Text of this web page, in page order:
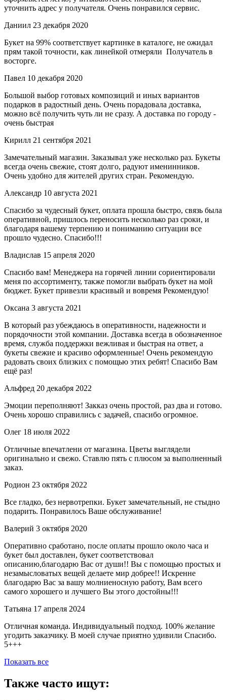
уточнить адрес у получателя. Очень понравился сервис.
Даниил 23 декабря 2020
Букет на 99% соответствует картинке в каталоге, не ожидал
прям такой точности, как линейкой отмеряли Получатель в
восторге.
Павел 10 декабря 2020
Большой выбор готовых композиций и иных вариантов
подарков в радостный день. Очень порадовала доставка,
можно всё получить чуть ли не сразу. А доставка по городу -
очень быстрая
Кирилл 21 сентября 2021
Замечательный магазин. Заказывал уже несколько раз. Букеты
всегда очень свежие, стоят долго, радуют именинников.
Очень удобно для жителей других стран. Рекомендую.
Александр 10 августа 2021
Спасибо за чудесный букет, оплата прошла быстро, связь была
оперативной, пришлось переносить несколько раз сроки, и
благодаря вашему терпению и пониманию ситуации все
прошло чудесно. Спасибо!!!
Владислав 15 апреля 2020
Спасибо вам! Менеджера на горячей линии сориентировали
меня по ассортименту, также помогли выбрать букет на мой
бюджет. Букет привезли красивый и вовремя Рекомендую!
Оксана 3 августа 2021
В который раз убеждаюсь в оперативности, надежности и
порядочности этой компании. Доставка всегда в обозначенное
время, служба поддержки вежливая и быстрая на ответ, а
букеты свежие и красиво оформленные! Очень рекомендую
радовать своих близких с помощью этих ребят! Спасибо Вам
ещё раз!
Альфред 20 декабря 2022
Эмоции переполняют! Закказ очень простой, раз два и готово.
Очень хорошо справились с задачей, спасибо огромное.
Олег 18 июля 2022
Отличные впечатлени от магазина. Цветы выглядели
оригинально и свежо. Ставлю пять с плюсом за выполненный
заказ.
Родион 23 октября 2022
Все гладко, без нервотрепки. Букет замечательный, не стыдно
подарить. Понравилось Ваше обслуживание!
Валерий 3 октября 2020
Оперативно сработано, после оплаты прошло около часа и
букет был доставлен, букет соответствовал
описанию,благодарю Вас от души!! Вы с помощью простых и
незамысловатых вещей делаете мир добрее!! Искренне
благодарю Вас за вашу молниеносную работу, Вам всего
самого хорошего и лучшего Вы этого достойны!!!
Татьяна 17 апреля 2024
Отличная команда. Индивидуальный подход. 100% желание
угодить заказчику. В моей случае приятно удивили Спасибо.
5+++
Показать все
Также часто ищут: